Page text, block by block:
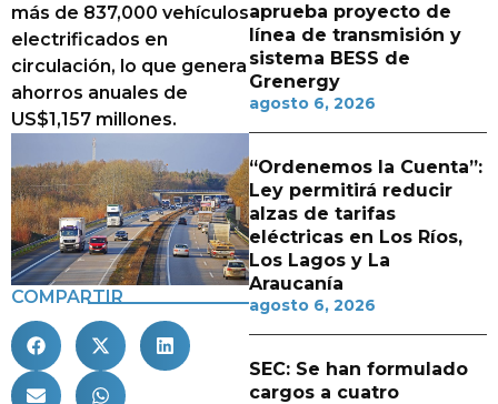
más de 837,000 vehículos
electrificados en
circulación, lo que genera
ahorros anuales de
US$1,157 millones.
COMPARTIR
aprueba proyecto de
línea de transmisión y
sistema BESS de
Grenergy
agosto 6, 2026
“Ordenemos la Cuenta”:
Ley permitirá reducir
alzas de tarifas
eléctricas en Los Ríos,
Los Lagos y La
Araucanía
agosto 6, 2026
SEC: Se han formulado
cargos a cuatro